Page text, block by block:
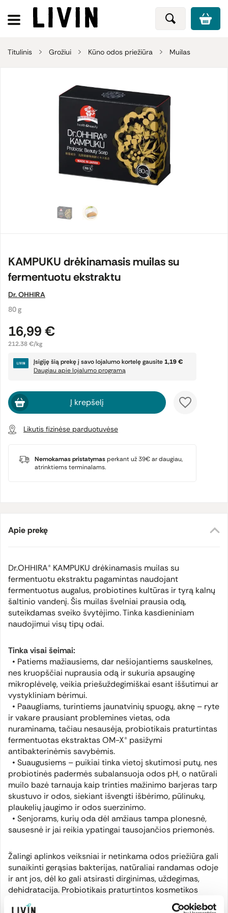
Titulinis Grožiui Kūno odos priežiūra Muilas
KAMPUKU drėkinamasis muilas su
fermentuotu ekstraktu
Dr. OHHIRA
80 g
16,99 €
212.38 €/kg
Įsigiję šią prekę į savo lojalumo kortelę gausite1,19 €
Daugiau apie lojalumo programą
Į krepšelį
Likutis fizinėse parduotuvėse
Nemokamas pristatymasperkant už 39€ ar daugiau,
atrinktiems terminalams.
Apie prekę
Dr.OHHIRA® KAMPUKU drėkinamasis muilas su
fermentuotu ekstraktu pagamintas naudojant
fermentuotus augalus, probiotines kultūras ir tyrą kalnų
šaltinio vandenį. Šis muilas švelniai prausia odą,
suteikdamas sveiko švytėjimo. Tinka kasdieniniam
naudojimui visų tipų odai.
Tinka visai šeimai:
• Patiems mažiausiems, dar nešiojantiems sauskelnes,
nes kruopščiai nuprausia odą ir sukuria apsauginę
mikroplėvelę, veikia priešuždegimiškai esant iššutimui ar
vystykliniam bėrimui.
• Paaugliams, turintiems jaunatvinių spuogų, aknę – ryte
ir vakare prausiant problemines vietas, oda
nuraminama, tačiau nesausėja, probiotikais praturtintas
fermentuotas ekstraktas OM-X® pasižymi
antibakterinėmis savybėmis.
• Suaugusiems – puikiai tinka vietoj skutimosi putų, nes
probiotinės padermės subalansuoja odos pH, o natūrali
muilo bazė tarnauja kaip trinties mažinimo barjeras tarp
skustuvo ir odos, siekiant išvengti išbėrimo, pūlinukų,
plaukelių įaugimo ir odos suerzinimo.
• Senjorams, kurių oda dėl amžiaus tampa plonesnė,
sausesnė ir jai reikia ypatingai tausojančios priemonės.
Žalingi aplinkos veiksniai ir netinkama odos priežiūra gali
sunaikinti gerąsias bakterijas, natūraliai randamas odoje
ir ant jos, dėl ko gali atsirasti dirginimas, uždegimas,
dehidratacija. Probiotikais praturtintos kosmetikos
priemonės sukuria ant odos apsauginę mikroplėvelę,